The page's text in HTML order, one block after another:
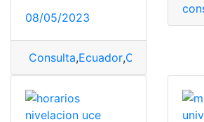
08/05/2023
Consulta,Ecuador,Oferta